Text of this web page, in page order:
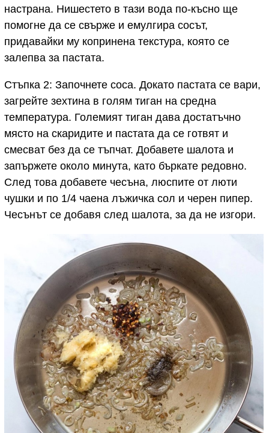
настрана. Нишестето в тази вода по-късно ще
помогне да се свърже и емулгира сосът,
придавайки му копринена текстура, която се
залепва за пастата.
Стъпка 2: Започнете соса. Докато пастата се вари,
загрейте зехтина в голям тиган на средна
температура. Големият тиган дава достатъчно
място на скаридите и пастата да се готвят и
смесват без да се тъпчат. Добавете шалота и
запържете около минута, като бъркате редовно.
След това добавете чесъна, люспите от люти
чушки и по 1/4 чаена лъжичка сол и черен пипер.
Чесънът се добавя след шалота, за да не изгори.